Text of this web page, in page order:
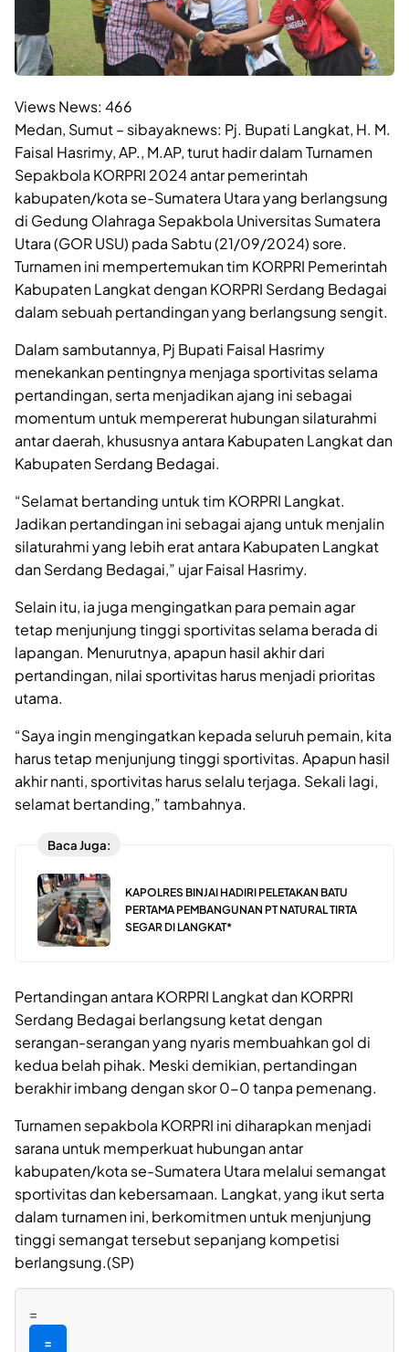
Views News: 466
Medan, Sumut – sibayaknews: Pj. Bupati Langkat, H. M.
Faisal Hasrimy, AP., M.AP, turut hadir dalam Turnamen
Sepakbola KORPRI 2024 antar pemerintah
kabupaten/kota se-Sumatera Utara yang berlangsung
di Gedung Olahraga Sepakbola Universitas Sumatera
Utara (GOR USU) pada Sabtu (21/09/2024) sore.
Turnamen ini mempertemukan tim KORPRI Pemerintah
Kabupaten Langkat dengan KORPRI Serdang Bedagai
dalam sebuah pertandingan yang berlangsung sengit.
Dalam sambutannya, Pj Bupati Faisal Hasrimy
menekankan pentingnya menjaga sportivitas selama
pertandingan, serta menjadikan ajang ini sebagai
momentum untuk mempererat hubungan silaturahmi
antar daerah, khususnya antara Kabupaten Langkat dan
Kabupaten Serdang Bedagai.
“Selamat bertanding untuk tim KORPRI Langkat.
Jadikan pertandingan ini sebagai ajang untuk menjalin
silaturahmi yang lebih erat antara Kabupaten Langkat
dan Serdang Bedagai,” ujar Faisal Hasrimy.
Selain itu, ia juga mengingatkan para pemain agar
tetap menjunjung tinggi sportivitas selama berada di
lapangan. Menurutnya, apapun hasil akhir dari
pertandingan, nilai sportivitas harus menjadi prioritas
utama.
“Saya ingin mengingatkan kepada seluruh pemain, kita
harus tetap menjunjung tinggi sportivitas. Apapun hasil
akhir nanti, sportivitas harus selalu terjaga. Sekali lagi,
selamat bertanding,” tambahnya.
Baca Juga:
KAPOLRES BINJAI HADIRI PELETAKAN BATU
PERTAMA PEMBANGUNAN PT NATURAL TIRTA
SEGAR DI LANGKAT*
Pertandingan antara KORPRI Langkat dan KORPRI
Serdang Bedagai berlangsung ketat dengan
serangan-serangan yang nyaris membuahkan gol di
kedua belah pihak. Meski demikian, pertandingan
berakhir imbang dengan skor 0-0 tanpa pemenang.
Turnamen sepakbola KORPRI ini diharapkan menjadi
sarana untuk memperkuat hubungan antar
kabupaten/kota se-Sumatera Utara melalui semangat
sportivitas dan kebersamaan. Langkat, yang ikut serta
dalam turnamen ini, berkomitmen untuk menjunjung
tinggi semangat tersebut sepanjang kompetisi
berlangsung.(SP)
=
=